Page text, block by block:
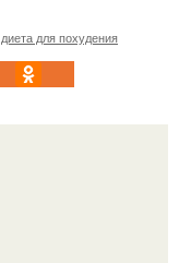
диета для похудения